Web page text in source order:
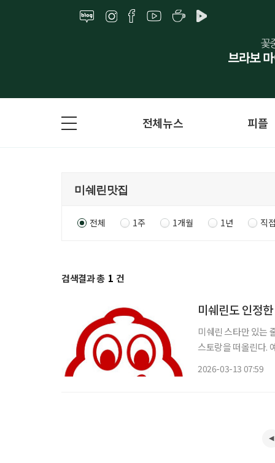
전체뉴스 피플
전체 1주 1개월 1년 직
검색결과 총 1 건
미쉐린도 인정
미쉐린 스타만 있는 줄 알았죠? 편
스토랑을 떠올린다.
2026-03-13 07:59